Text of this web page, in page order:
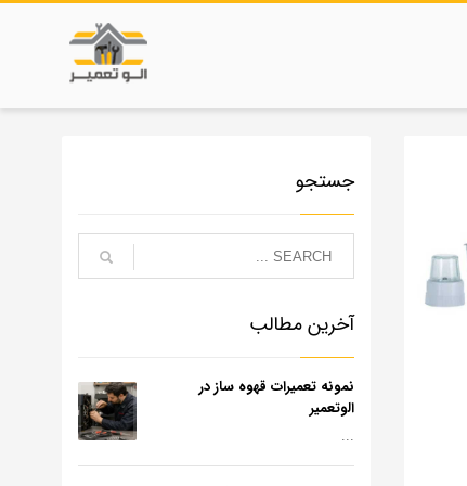
جستجو
آخرین مطالب
نمونه تعمیرات قهوه ساز در
الوتعمیر
...